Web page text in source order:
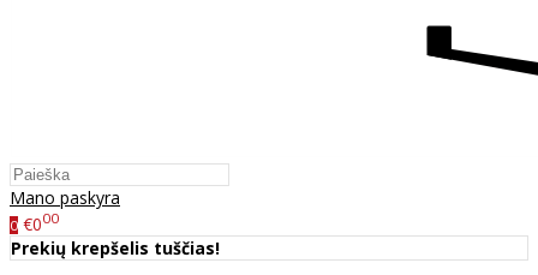
Mano paskyra
0 €000
Prekių krepšelis tuščias!